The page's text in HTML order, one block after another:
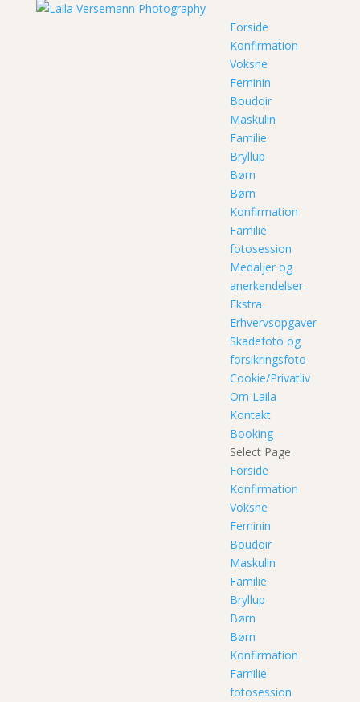
Forside
Konfirmation
Voksne
Feminin
Boudoir
Maskulin
Familie
Bryllup
Børn
Børn
Konfirmation
Familie
fotosession
Medaljer og
anerkendelser
Ekstra
Erhvervsopgaver
Skadefoto og
forsikringsfoto
Cookie/Privatliv
Om Laila
Kontakt
Booking
Select Page
Forside
Konfirmation
Voksne
Feminin
Boudoir
Maskulin
Familie
Bryllup
Børn
Børn
Konfirmation
Familie
fotosession